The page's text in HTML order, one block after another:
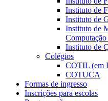
Instituto de
Instituto de
Instituto de
Instituto de
Colégios
COTIL (em
COTUCA
Formas de ingresso
Inscrições para escolas